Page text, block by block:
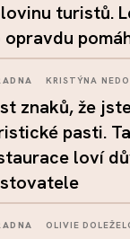
turistů.
opravdu
KRISTÝNA
znaků, že
pasti.
loví
OLIVIE